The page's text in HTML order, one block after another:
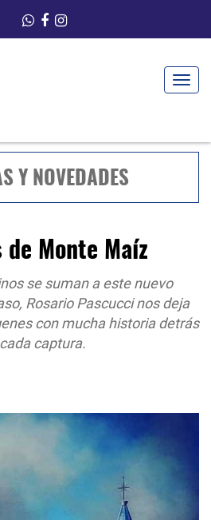
Toggle
Y NOVEDADES
de Monte Maíz
se suman a este nuevo
Rosario Pascucci nos deja
con mucha historia detrás
captura.